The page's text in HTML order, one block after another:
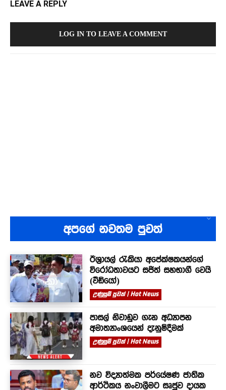
LEAVE A REPLY
LOG IN TO LEAVE A COMMENT
අපගේ නවතම පුවත්
ඊශ්‍රායල් රැකියා අපේක්ෂකයන්ගේ
විරෝධතාවයට සජිත් සහභාගී වෙයි
(වීඩියෝ)
උණුසුම් පුවත් | Hot News
පාසල් නිවාඩුව ගැන අධ්‍යාපන
අමාත්‍යාංශයෙන් දැනුම්දීමක්
උණුසුම් පුවත් | Hot News
නව විද්‍යාත්මක පර්යේෂණ ජාතික
ආර්ථිකය නංවාලීමට සෘජුව දායක